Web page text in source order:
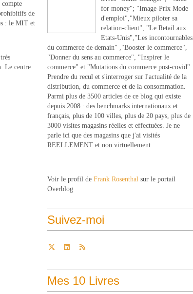
compte
de
: le MIT et
Le centre
for money"; "Image-Prix Mode
d'emploi","Mieux piloter sa
relation-client", "Le Retail aux
Etats-Unis","Les incontournables
du commerce de demain" ,"Booster le commerce",
"Donner du sens au commerce", "Inspirer le
commerce" et "Mutations du commerce post-covid"
Prendre du recul et s'interroger sur l'actualité de la
distribution, du commerce et de la consommation.
Parmi plus de 3500 articles de ce blog qui existe
depuis 2008 : des benchmarks internationaux et
français, plus de 100 villes, plus de 20 pays, plus de
3000 visites magasins réelles et effectuées. Je ne
parle ici que des magasins que j'ai visités
REELLEMENT et non virtuellement
Voir le profil de Frank Rosenthal sur le portail
Overblog
Suivez-moi
Mes 10 Livres